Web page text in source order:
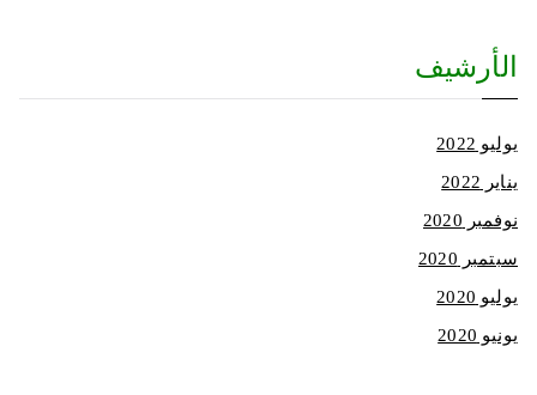
الأرشيف
يوليو 2022
يناير 2022
نوفمبر 2020
سبتمبر 2020
يوليو 2020
يونيو 2020